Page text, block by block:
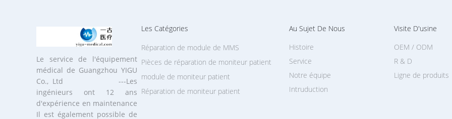
Le service de l'équipement
médical de Guangzhou YIGU
Co., Ltd ---Les
ingénieurs ont 12 ans
d'expérience en maintenance
Il est également possible de
Les Catégories
Réparation de moniteur patient
Réparation de module de MMS
Pièces de réparation de moniteur patient
module de moniteur patient
Au Sujet De Nous
Intruduction
Histoire
Service
Notre équipe
Visite D'usine
Ligne de produits
OEM / ODM
R & D